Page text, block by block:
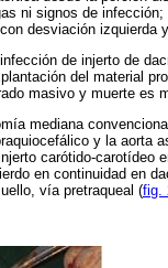
ni signos de
desviación izquierda
de injerto de
del material
masivo y muerte es
mediana
y la aorta
carótido-carotídeo
en continuidad en
vía pretraqueal (fig.